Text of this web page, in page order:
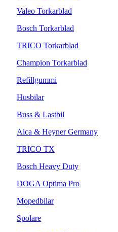
Valeo Torkarblad
Bosch Torkarblad
TRICO Torkarblad
Champion Torkarblad
Refillgummi
Husbilar
Buss & Lastbil
Alca & Heyner Germany
TRICO TX
Bosch Heavy Duty
DOGA Optima Pro
Mopedbilar
Spolare